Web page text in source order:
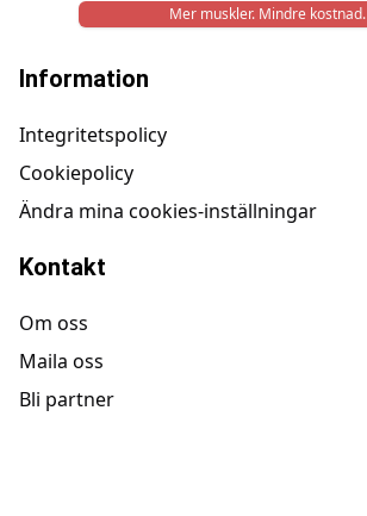
Mer muskler. Mindre kostnad.
Information
Integritetspolicy
Cookiepolicy
Ändra mina cookies-inställningar
Kontakt
Om oss
Maila oss
Bli partner